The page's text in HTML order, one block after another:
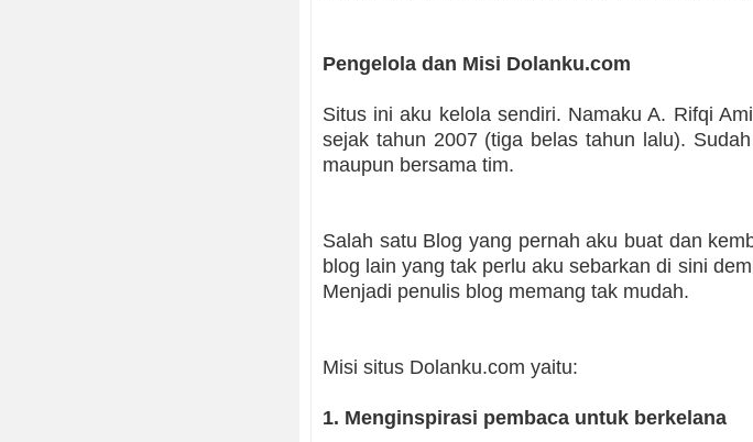
Pengelola dan Misi Dolanku.com
Situs ini aku kelola sendiri. Namaku A. Rifqi
sejak tahun 2007 (tiga belas tahun lalu).
maupun bersama tim.
Salah satu Blog yang pernah aku buat dan
blog lain yang tak perlu aku sebarkan di sini
Menjadi penulis blog memang tak mudah.
Misi situs Dolanku.com yaitu:
1. Menginspirasi pembaca untuk berkelana